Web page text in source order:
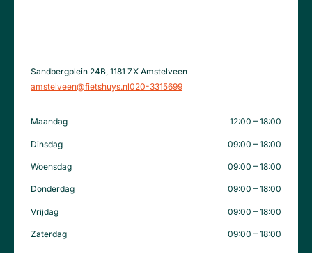
Sandbergplein 24B, 1181 ZX Amstelveen
amstelveen@fietshuys.nl020-3315699
Maandag 12:00 – 18:00
Dinsdag 09:00 – 18:00
Woensdag 09:00 – 18:00
Donderdag 09:00 – 18:00
Vrijdag 09:00 – 18:00
Zaterdag 09:00 – 18:00